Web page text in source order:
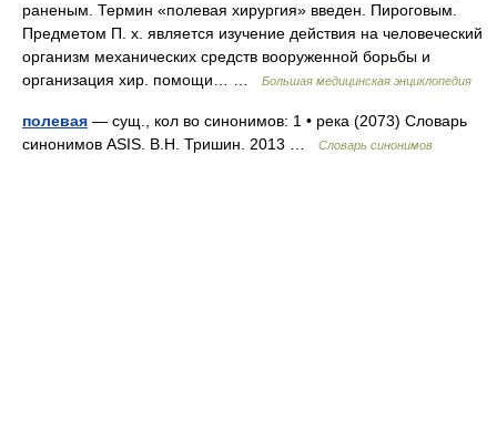
раненым. Термин «полевая хирургия» введен. Пироговым.
Предметом П. х. является изучение действия на человеческий
организм механических средств вооруженной борьбы и
организация хир. помощи… …
Большая медицинская энциклопедия
полевая — сущ., кол во синонимов: 1 • река (2073) Словарь
синонимов ASIS. В.Н. Тришин. 2013 …
Словарь синонимов